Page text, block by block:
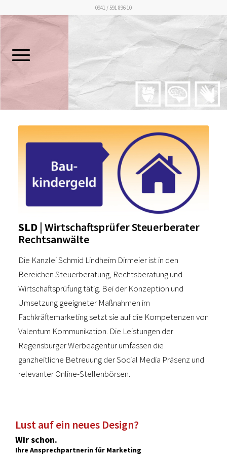
0941 / 591 896 10
SLD | Wirtschaftsprüfer Steuerberater
Rechtsanwälte
Die Kanzlei Schmid Lindheim Dirmeier ist in den
Bereichen Steuerberatung, Rechtsberatung und
Wirtschaftsprüfung tätig. Bei der Konzeption und
Umsetzung geeigneter Maßnahmen im
Fachkräftemarketing setzt sie auf die Kompetenzen von
Valentum Kommunikation. Die Leistungen der
Regensburger Werbeagentur umfassen die
ganzheitliche Betreuung der Social Media Präsenz und
relevanter Online-Stellenbörsen.
Lust auf ein neues Design?
Wir schon.
Ihre Ansprechpartnerin für Marketing